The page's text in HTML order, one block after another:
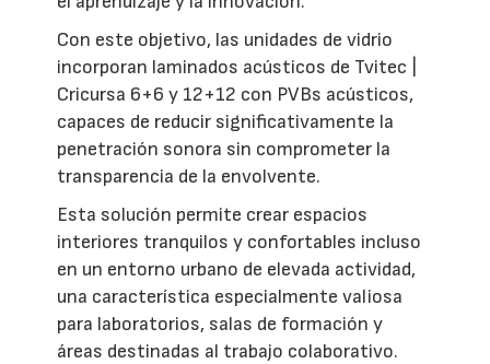
Con este objetivo, las unidades de vidrio
incorporan laminados acústicos de Tvitec |
Cricursa 6+6 y 12+12 con PVBs acústicos,
capaces de reducir significativamente la
penetración sonora sin comprometer la
transparencia de la envolvente.
Esta solución permite crear espacios
interiores tranquilos y confortables incluso
en un entorno urbano de elevada actividad,
una característica especialmente valiosa
para laboratorios, salas de formación y
áreas destinadas al trabajo colaborativo.